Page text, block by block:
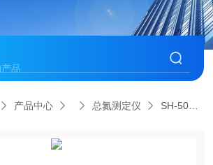
产品中心 总氮测定仪 SH-50TN型盛奥华经济型总氮测定仪